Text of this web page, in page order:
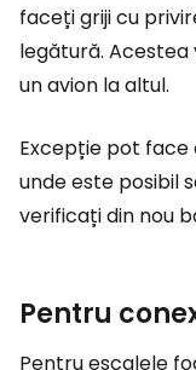
faceți griji cu
legătură.
un avion la altul.
Excepție pot face
unde este posibil
verificați din nou
Pentru
Pentru escalele